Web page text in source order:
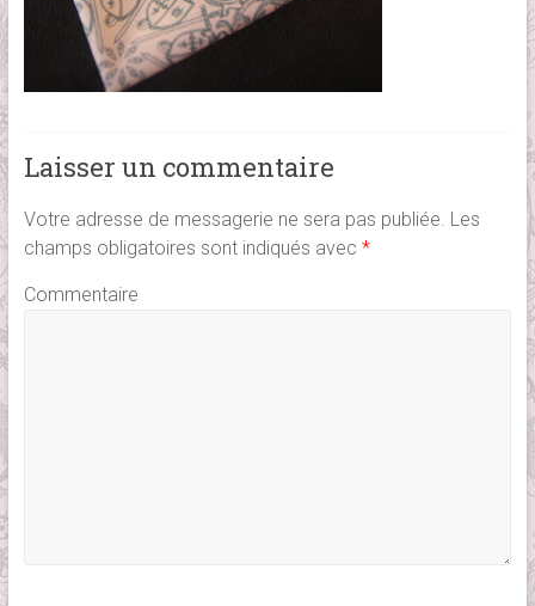
Laisser un commentaire
Votre adresse de messagerie ne sera pas publiée. Les
champs obligatoires sont indiqués avec *
Commentaire